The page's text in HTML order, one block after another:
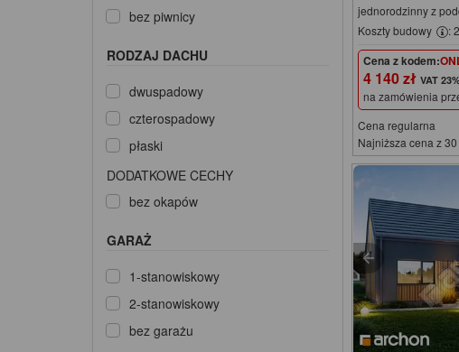
jednorodzinny z
Koszty budowy
:
Cena z kodem:
4 140 zł
na zamówienia
Cena regularna
Najniższa cena z
bez piwnicy
RODZAJ DACHU
dwuspadowy
czterospadowy
płaski
DODATKOWE CECHY
bez okapów
GARAŻ
1-stanowiskowy
2-stanowiskowy
bez garażu